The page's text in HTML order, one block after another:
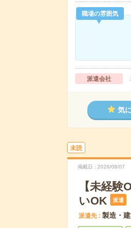
職場の雰囲気
派遣会社
気
未読
掲載日 2026/08/07
【未経
いOK
派遣
派遣先 製造・